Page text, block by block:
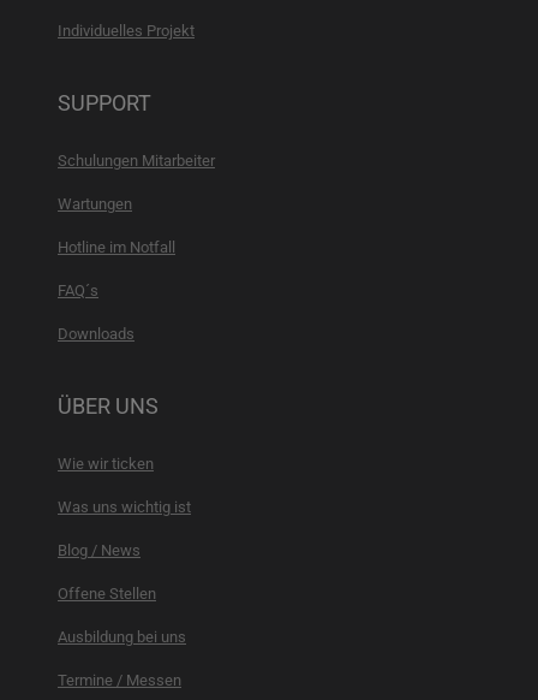
Individuelles Projekt
SUPPORT
Schulungen Mitarbeiter
Wartungen
Hotline im Notfall
FAQ´s
Downloads
ÜBER UNS
Wie wir ticken
Was uns wichtig ist
Blog / News
Offene Stellen
Ausbildung bei uns
Termine / Messen